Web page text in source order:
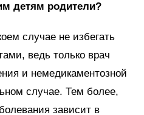
детям родители?
случае не избегать
ведь только врач
и немедикаментозной
случае. Тем более,
зависит в